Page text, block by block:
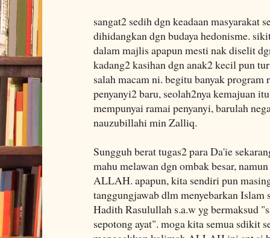
sangat2 sedih dgn keadaan masyarakat
dihidangkan dgn budaya hedonisme.
dalam majlis apapun mesti nak diselit
kadang2 kasihan dgn anak2 kecil pun
salah macam ni. begitu banyak
penyanyi2 baru, seolah2nya kemajuan
mempunyai ramai penyanyi, barulah
nauzubillahi min Zalliq.
Sungguh berat tugas2 para Da'ie
mahu melawan dgn ombak besar,
ALLAH. apapun, kita sendiri pun
tanggungjawab dlm menyebarkan Islam
Hadith Rasulullah s.a.w yg bermaksud
sepotong ayat". moga kita semua sdikit